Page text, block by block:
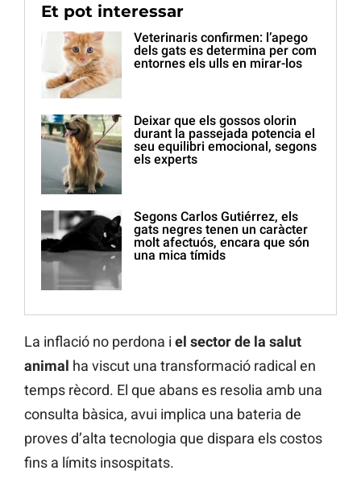
Et pot interessar
Veterinaris confirmen: l’apego
dels gats es determina per com
entornes els ulls en mirar-los
Deixar que els gossos olorin
durant la passejada potencia el
seu equilibri emocional, segons
els experts
Segons Carlos Gutiérrez, els
gats negres tenen un caràcter
molt afectuós, encara que són
una mica tímids
La inflació no perdona i el sector de la salut
animal ha viscut una transformació radical en
temps rècord. El que abans es resolia amb una
consulta bàsica, avui implica una bateria de
proves d’alta tecnologia que dispara els costos
fins a límits insospitats.